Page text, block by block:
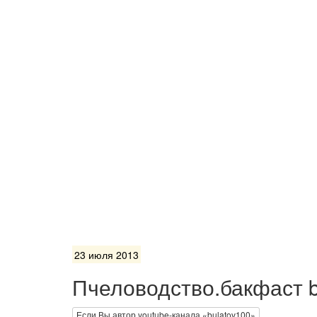
23 июля 2013
Пчеловодство.бакфаст
Если Вы автор youtube-канала «bulatov100»